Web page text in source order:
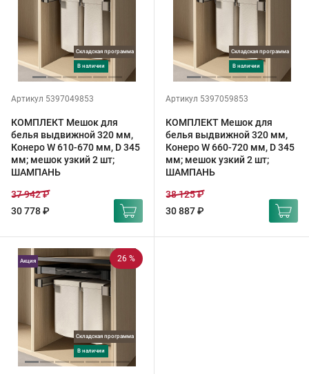
Складская программа
в наличии
Артикул 5397049853
КОМПЛЕКТ Мешок для
белья выдвижной 320 мм,
Конеро W 610-670 мм, D 345
мм; мешок узкий 2 шт;
ШАМПАНЬ
30 778 ₽
37 942 ₽
Складская программа
в наличии
Артикул 5397059853
КОМПЛЕКТ Мешок для
белья выдвижной 320 мм,
Конеро W 660-720 мм, D 345
мм; мешок узкий 2 шт;
ШАМПАНЬ
30 887 ₽
38 125 ₽
26 %
Складская программа
в наличии
Акция